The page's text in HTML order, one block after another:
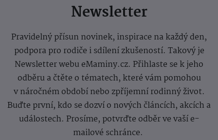
Newsletter
Pravidelný přísun novinek, inspirace na každý den,
podpora pro rodiče i sdílení zkušeností. Takový je
Newsletter webu eMaminy.cz. Přihlaste se k jeho
odběru a čtěte o tématech, které vám pomohou
v náročném období nebo zpříjemní rodinný život.
Buďte první, kdo se dozví o nových článcích, akcích a
událostech. Prosíme, potvrďte odběr ve vaší e-
mailové schránce.